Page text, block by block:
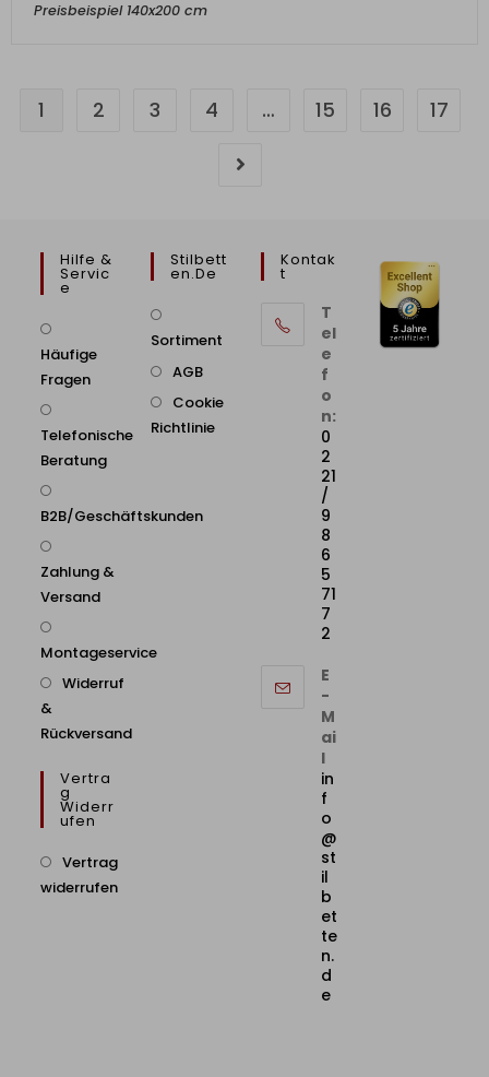
Preisbeispiel 140x200 cm
1 2 3 4 … 15 16 17
Hilfe &
Servic
E
Häufige
Fragen
Telefonische
Beratung
B2B/Geschäftskunden
Zahlung &
Versand
Montageservice
Widerruf
&
Rückversand
Vertra
G
Widerr
Ufen
Vertrag
widerrufen
Stilbett
En.de
Sortiment
AGB
Cookie
Richtlinie
Kontak
T
T
el
e
f
o
n:
0
2
21
/
9
8
6
5
71
7
2
E
-
M
ai
l
in
f
o
@
st
il
b
et
te
n.
d
e